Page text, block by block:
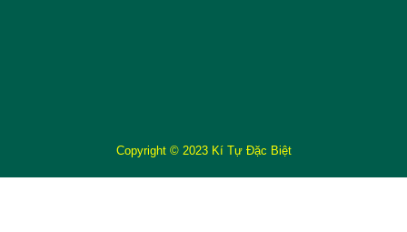
Copyright © 2023 Kí Tự Đặc Biệt